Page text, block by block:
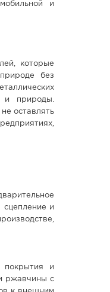
и
которые
без
и природы.
оставлять
сцепление и
покрытия и
ржавчины с